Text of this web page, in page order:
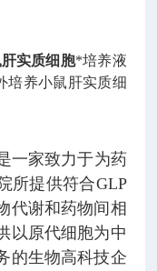
实质细胞*培养液
培养小鼠肝实质细
一家致力于为药
所提供符合GLP
代谢和药物间相
以原代细胞为中
的生物高科技企